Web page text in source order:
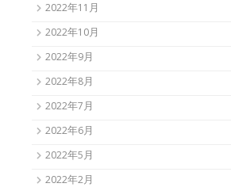
2022年11月
2022年10月
2022年9月
2022年8月
2022年7月
2022年6月
2022年5月
2022年2月